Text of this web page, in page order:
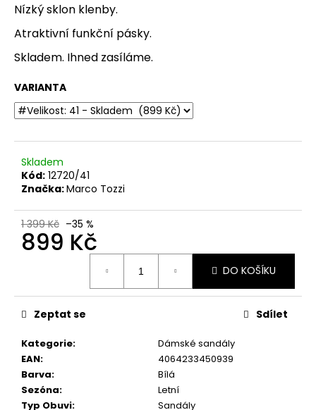
Nízký sklon klenby.
Atraktivní funkční pásky.
Skladem. Ihned zasíláme.
VARIANTA
Skladem
Kód: 12720/41
Značka:Marco Tozzi
1 399 Kč –35 %
899 Kč
DO KOŠÍKU
Kategorie:
Dámské sandály
EAN:
4064233450939
Barva:
Bílá
Sezóna:
Letní
Typ Obuvi:
Sandály
Zeptat se Sdílet
o
p
o
r
u
č
j
e
m
e
DÁMSKÉ
SANDÁLY
TOZZI
28500-
876
MODRÉ
760
Kč
Původně: